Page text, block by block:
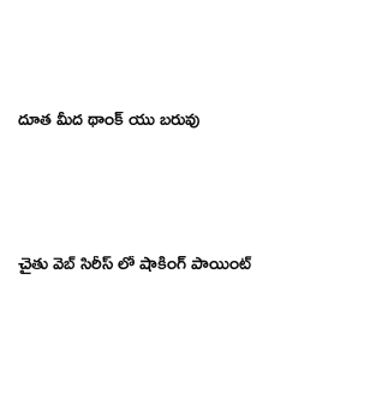
దూత మీద థాంక్ యు బరువు
చైతు వెబ్ సిరీస్ లో షాకింగ్ పాయింట్